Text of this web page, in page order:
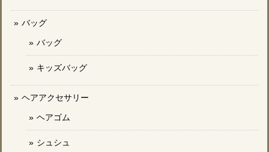
バッグ
バッグ
キッズバッグ
ヘアアクセサリー
ヘアゴム
シュシュ